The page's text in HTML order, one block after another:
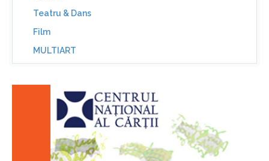
Teatru & Dans
Film
MULTIART